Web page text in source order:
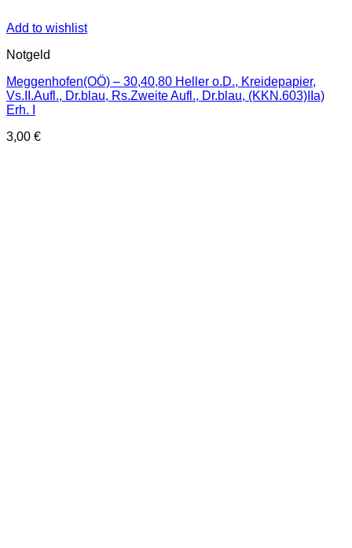
Add to wishlist
Notgeld
Meggenhofen(OÖ) – 30,40,80 Heller o.D., Kreidepapier,
Vs.II.Aufl., Dr.blau, Rs.Zweite Aufl., Dr.blau, (KKN.603)IIa)
Erh. I
3,00 €